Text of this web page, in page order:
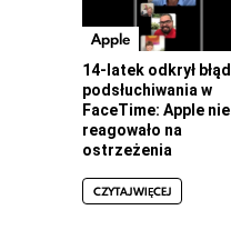
Apple
14-latek odkrył błąd
podsłuchiwania w
FaceTime: Apple nie
reagowało na
ostrzeżenia
CZYTAJ WIĘCEJ